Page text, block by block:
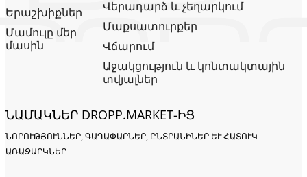
Երաշխիքներ
Մամուլը մեր
մասին
Վերադարձ և չեղարկում
Մաքսատուրքեր
Վճարում
Աջակցություն և կոնտակտային
տվյալներ
ՆԱՄԱԿՆԵՐ DROPP.MARKET-ԻՑ
ՆՈՐՈՒԹՅՈՒՆՆԵՐ, ԳԱՂԱՓԱՐՆԵՐ, ԸՆՏՐԱՆԻՆԵՐ ԵՒ ՀԱՏՈՒԿ Ա
ՌԱՋԱՐԿՆԵՐ